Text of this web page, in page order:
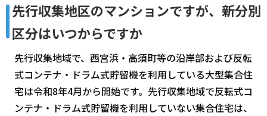
先行収集地区のマンションですが、新分別
区分はいつからですか
先行収集地域で、西宮浜・高須町等の沿岸部および反転
式コンテナ・ドラム式貯留機を利用している大型集合住
宅は令和8年4月から開始です。先行収集地域で反転式コ
ンテナ・ドラム式貯留機を利用していない集合住宅は、